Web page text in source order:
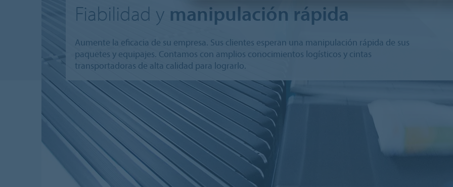
Fiabilidad y manipulación rápida
Aumente la eficacia de su empresa. Sus clientes esperan una manipulación rápida de sus
paquetes y equipajes. Contamos con amplios conocimientos logísticos y cintas
transportadoras de alta calidad para lograrlo.